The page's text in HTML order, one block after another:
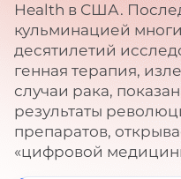
Health в США.
кульминацией
десятилетий
генная терапия,
случаи рака,
результаты
препаратов,
«цифровой